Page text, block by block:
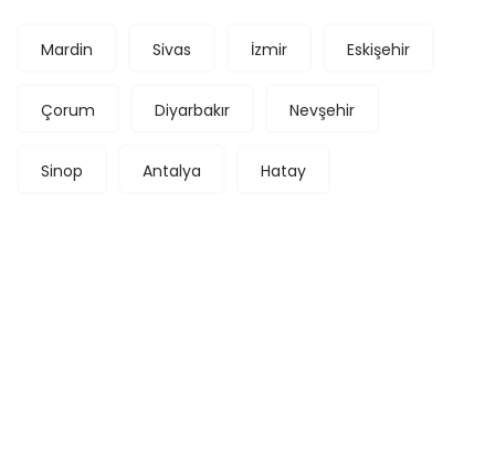
Mardin Sivas İzmir Eskişehir
Çorum Diyarbakır Nevşehir
Sinop Antalya Hatay